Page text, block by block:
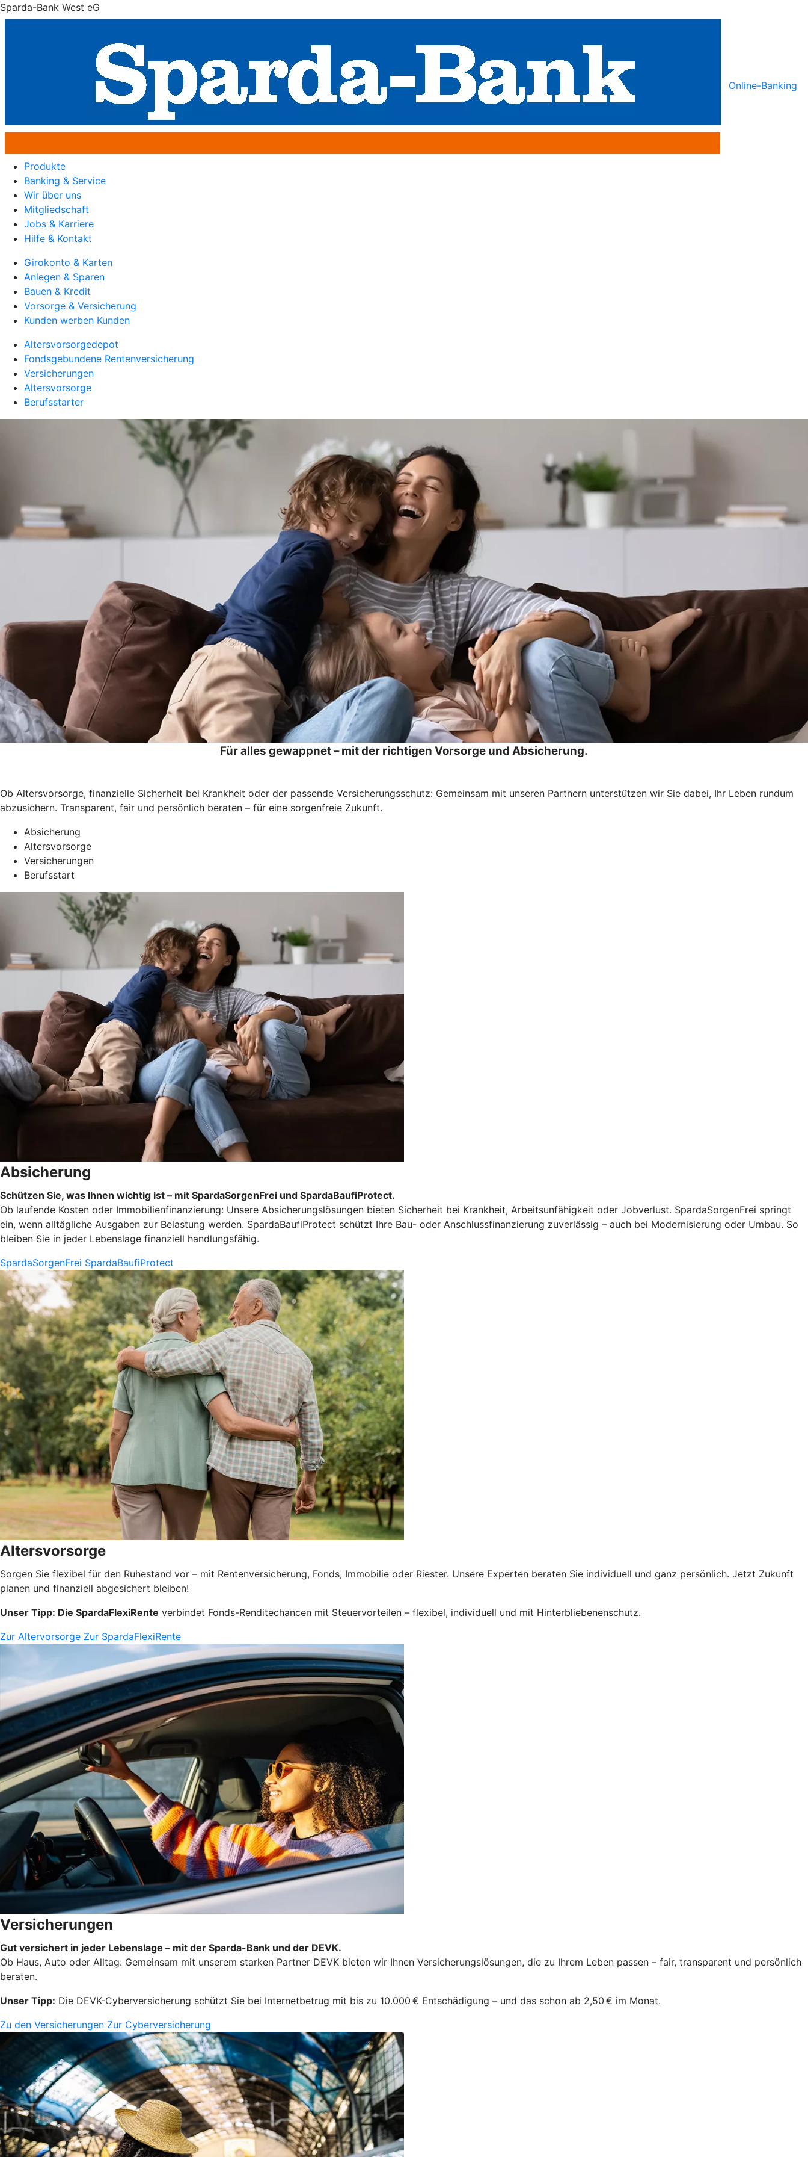
Sparda-Bank West eG
Online-Banking
Produkte
Banking & Service
Wir über uns
Mitgliedschaft
Jobs & Karriere
Hilfe & Kontakt
Girokonto & Karten
Anlegen & Sparen
Bauen & Kredit
Vorsorge & Versicherung
Kunden werben Kunden
Altersvorsorgedepot
Fondsgebundene Rentenversicherung
Versicherungen
Altersvorsorge
Berufsstarter
Für alles gewappnet – mit der richtigen Vorsorge und Absicherung.
Ob Altersvorsorge, finanzielle Sicherheit bei Krankheit oder der passende Versicherungsschutz: Gemeinsam mit unseren Partnern unterstützen wir Sie dabei, Ihr Leben rundum
abzusichern. Transparent, fair und persönlich beraten – für eine sorgenfreie Zukunft.
Absicherung
Altersvorsorge
Versicherungen
Berufsstart
Absicherung
Schützen Sie, was Ihnen wichtig ist – mit SpardaSorgenFrei und SpardaBaufiProtect.
Ob laufende Kosten oder Immobilienfinanzierung: Unsere Absicherungslösungen bieten Sicherheit bei Krankheit, Arbeitsunfähigkeit oder Jobverlust. SpardaSorgenFrei springt
ein, wenn alltägliche Ausgaben zur Belastung werden. SpardaBaufiProtect schützt Ihre Bau- oder Anschlussfinanzierung zuverlässig – auch bei Modernisierung oder Umbau. So
bleiben Sie in jeder Lebenslage finanziell handlungsfähig.
SpardaSorgenFrei SpardaBaufiProtect
Altersvorsorge
Sorgen Sie flexibel für den Ruhestand vor – mit Rentenversicherung, Fonds, Immobilie oder Riester. Unsere Experten beraten Sie individuell und ganz persönlich. Jetzt Zukunft
planen und finanziell abgesichert bleiben!
Unser Tipp: Die SpardaFlexiRente verbindet Fonds-Renditechancen mit Steuervorteilen – flexibel, individuell und mit Hinterbliebenenschutz.
Zur Altervorsorge Zur SpardaFlexiRente
Versicherungen
Gut versichert in jeder Lebenslage – mit der Sparda-Bank und der DEVK.
Ob Haus, Auto oder Alltag: Gemeinsam mit unserem starken Partner DEVK bieten wir Ihnen Versicherungslösungen, die zu Ihrem Leben passen – fair, transparent und persönlich
beraten.
Unser Tipp: Die DEVK-Cyberversicherung schützt Sie bei Internetbetrug mit bis zu 10.000 € Entschädigung – und das schon ab 2,50 € im Monat.
Zu den Versicherungen Zur Cyberversicherung